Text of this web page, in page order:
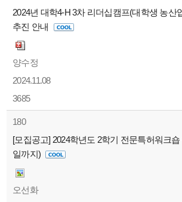
2024년 대학4-H 3차 리더십캠프(대학생 농산
추진 안내
양수정
2024.11.08
3685
180
[모집공고] 2024학년도 2학기 전문특허워크
일까지)
오선화